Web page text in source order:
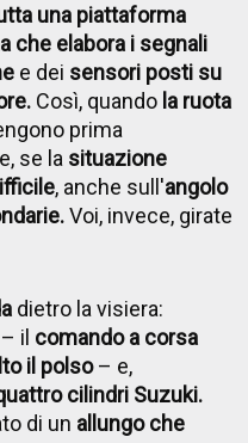
una piattaforma
che elabora i segnali
e dei sensori posti su
Così, quando la ruota
prima
e, se la situazione
, anche sull'angolo
Voi, invece, girate
dietro la visiera:
– il comando a corsa
il polso– e,
cilindri Suzuki.
di un allungo che